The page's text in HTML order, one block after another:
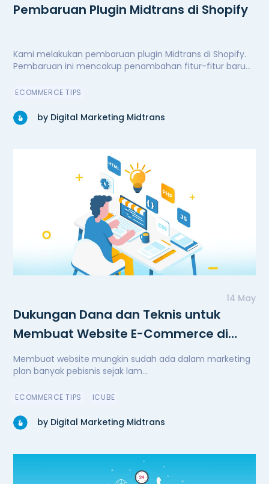
Pembaruan Plugin Midtrans di Shopify
Kami melakukan pembaruan plugin Midtrans di Shopify.
Pembaruan ini mencakup penambahan fitur-fitur baru
peningkatan performa secara signifikan, serta perbaikan
ECOMMERCE TIPS
by Digital Marketing Midtrans
14 May
Dukungan Dana dan Teknis untuk
Membuat Website E-Commerce di
Masa Pandemi
Membuat website mungkin sudah ada dalam marketing
plan banyak pebisnis sejak lam...
ECOMMERCE TIPS ICUBE
by Digital Marketing Midtrans